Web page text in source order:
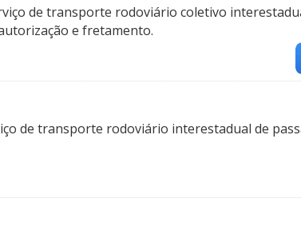
de transporte rodoviário coletivo
e fretamento.
de transporte rodoviário interestadual de